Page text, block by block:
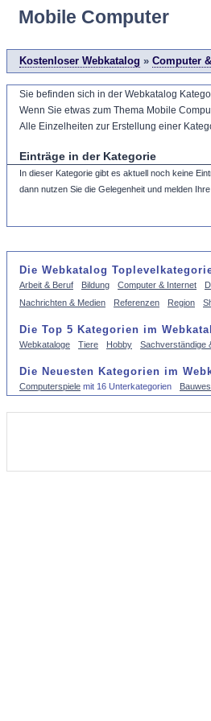
Mobile Computer
Kostenloser Webkatalog » Computer
Sie befinden sich in der Webkatalog
Wenn Sie etwas zum Thema Mobile
Alle Einzelheiten zur Erstellung einer
Einträge in der Kategorie
In dieser Kategorie gibt es aktuell noch keine
dann nutzen Sie die Gelegenheit und melden
Die Webkatalog
Arbeit & Beruf Bildung Computer & Internet
Nachrichten & Medien
Referenzen Region
Die Top 5 Kategorien im
Webkataloge Tiere Hobby Sachverständige
Die Neuesten Kategorien im
Computerspiele mit 16 Unterkategorien